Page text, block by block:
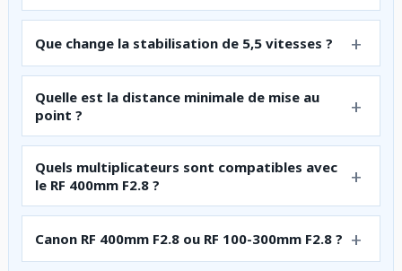
Que change la stabilisation de 5,5 vitesses ?
Quelle est la distance minimale de mise au
point ?
Quels multiplicateurs sont compatibles avec
le RF 400mm F2.8 ?
Canon RF 400mm F2.8 ou RF 100-300mm F2.8 ?